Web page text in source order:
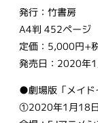
発行：竹書房
A4判 452ページ
定価：5,000円+
発売日：2020年
●劇場版「メイド
①2020年1月18